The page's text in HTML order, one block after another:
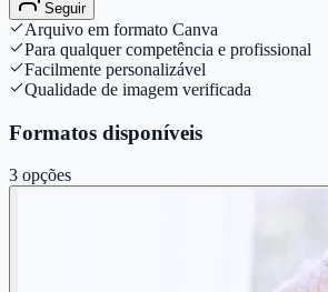
Seguir
Arquivo em formato Canva
Para qualquer competência e profissional
Facilmente personalizável
Qualidade de imagem verificada
Formatos disponíveis
3 opções